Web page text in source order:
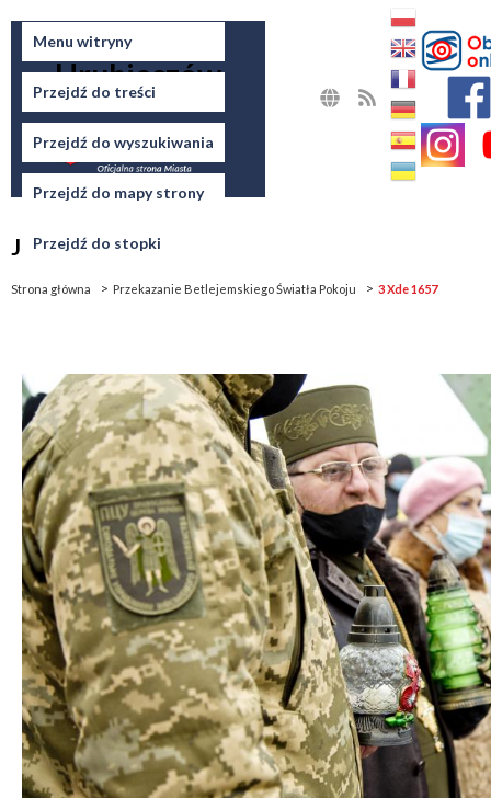
Menu witryny
Przejdź do treści
Przejdź do wyszukiwania
Przejdź do mapy strony
Przejdź do stopki
Miasto
Hrubieszów
Jesteś tutaj
Strona główna Przekazanie Betlejemskiego Światła Pokoju 3 Xde 1657